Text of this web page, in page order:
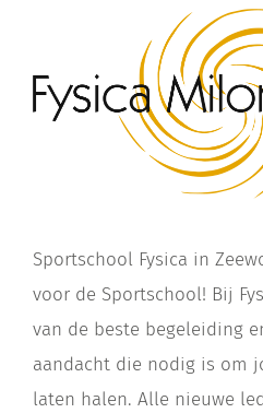
Sportschool Fysica in
voor de Sportschool! Bij
van de beste begeleiding
aandacht die nodig is om
laten halen. Alle nieuwe